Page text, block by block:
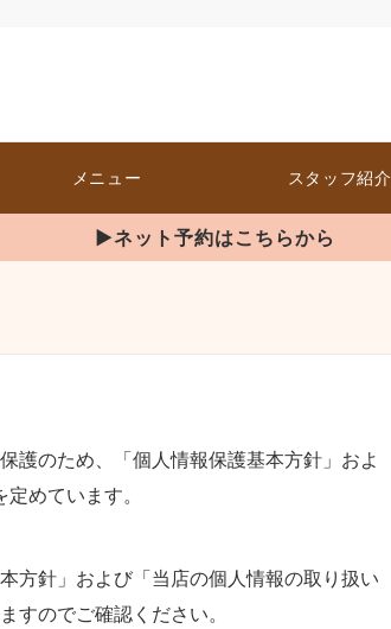
メニュー スタッフ紹介
▶ネット予約はこちらから
護のため、「個人情報保護基本方針」およ
めています。
方針」および「当店の個人情報の取り扱い
すのでご確認ください。